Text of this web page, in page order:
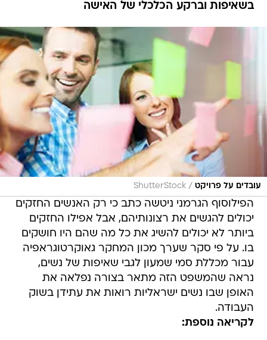
בשאיפות וברקע הכלכלי של האישה
עובדים על פרויקט /
ShutterStock
הפילוסוף הגרמני ניטשה כתב כי רק האנשים החזקים
יכולים להגשים את רצונותיהם, אבל אפילו החזקים
ביותר לא יכולים להשיג את כל מה שהם היו חושקים
בו. על פי סקר שערך מכון המחקר גאוקרטוגראפיה
עבור מכללת סמי שמעון לגבי שאיפות של נשים,
נראה שהמשפט הזה מתאר בצורה נפלאה את
האופן שבו נשים ישראליות רואות את עתידן בשוק
העבודה.
לקריאה נוספת: